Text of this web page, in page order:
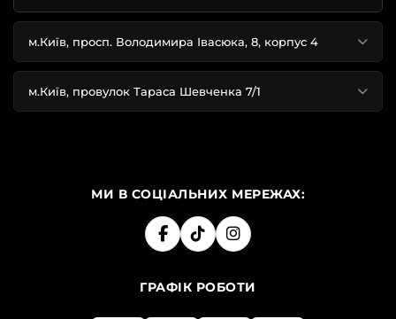
м.Київ, просп. Володимира Івасюка, 8, корпус 4
м.Київ, провулок Тараса Шевченка 7/1
МИ В СОЦІАЛЬНИХ МЕРЕЖАХ:
ГРАФІК РОБОТИ